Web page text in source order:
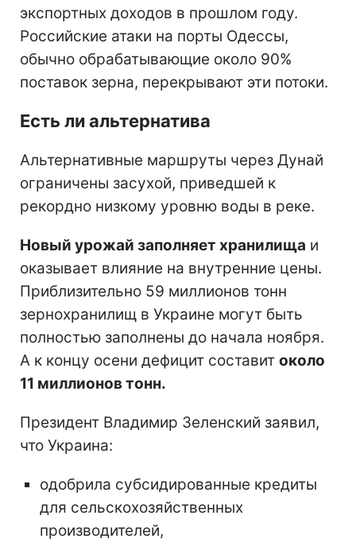
экспортных доходов в прошлом году.
Российские атаки на порты Одессы,
обычно обрабатывающие около 90%
поставок зерна, перекрывают эти потоки.
Есть ли альтернатива
Альтернативные маршруты через Дунай
ограничены засухой, приведшей к
рекордно низкому уровню воды в реке.
Новый урожай заполняет хранилища и
оказывает влияние на внутренние цены.
Приблизительно 59 миллионов тонн
зернохранилищ в Украине могут быть
полностью заполнены до начала ноября.
А к концу осени дефицит составит около
11 миллионов тонн.
Президент Владимир Зеленский заявил,
что Украина:
одобрила субсидированные кредиты
для сельскохозяйственных
производителей,